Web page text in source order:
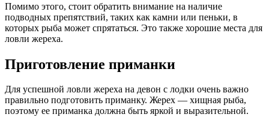
Помимо этого, стоит обратить внимание на наличие
подводных препятствий, таких как камни или пеньки, в
которых рыба может спрятаться. Это также хорошие места для
ловли жереха.
Приготовление приманки
Для успешной ловли жереха на девон с лодки очень важно
правильно подготовить приманку. Жерех — хищная рыба,
поэтому ее приманка должна быть яркой и выразительной.